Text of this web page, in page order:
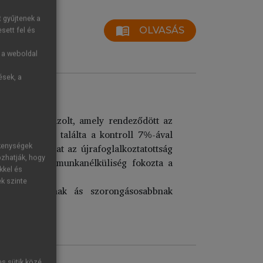
menu_book OLVASÁS
igazolt, amely rendeződött az
15%-nak találta a kontroll 7%-ával
A mutatókat az újrafoglalkoztatottság
A munkanélküliség fokozta a
ás szorongásosabbnak
a
fel és
weboldal
a
hogy
és
szinte